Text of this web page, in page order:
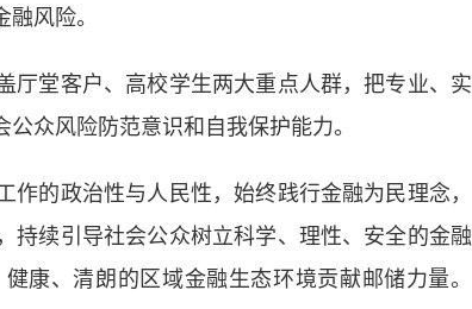
风险。
堂客户、高校学生两大重点人群，把专业、实
众风险防范意识和自我保护能力。
的政治性与人民性，始终践行金融为民理念，
持续引导社会公众树立科学、理性、安全的金融
康、清朗的区域金融生态环境贡献邮储力量。